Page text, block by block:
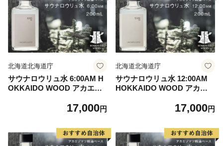
北海道北海道庁
サウナロウリュ水 6:00AM H
OKKAIDO WOOD アカエゾ
水 アロマウォーター フレグ
F6S-490
17,000円
北海道北海道庁
サウナロウリュ水 12:00AM
HOKKAIDO WOOD アカエ
マ水 アロマウォーター フレ
道 F6S-491
17,000円